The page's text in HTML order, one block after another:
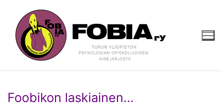
sisältöön
Foobikon laskiainen…